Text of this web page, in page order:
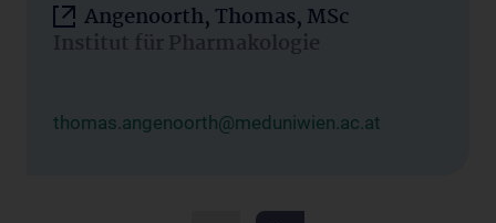
Angenoorth, Thomas, MSc
Institut für Pharmakologie
thomas.angenoorth@meduniwien.ac.at